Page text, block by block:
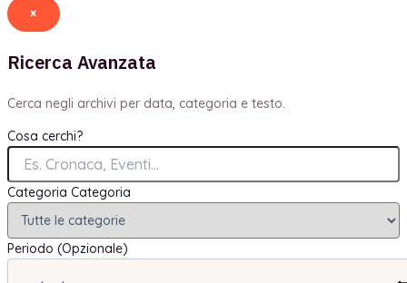
×
Ricerca Avanzata
Cerca negli archivi per data, categoria e testo.
Cosa cerchi?
Categoria Categoria
Periodo (Opzionale)